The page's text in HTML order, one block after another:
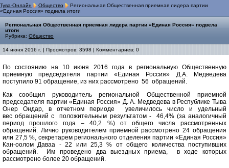
Тува-Онлайн Общество
Региональная Общественная приемная лидера партии
«Единая Россия» подвела итоги
Региональная Общественная приемная лидера партии «Единая Россия» подвела
итоги
Рубрика: Общество
14 июня 2016 г. | Просмотров: 3598 | Комментариев: 0
По состоянию на 10 июня 2016 года в региональную Общественную
приемную председателя партии «Единая Россия» Д.А. Медведева
поступило 91 обращение, из них рассмотрено 56 обращений.
Как сообщил руководитель региональной Общественной приемной
председателя партии «Единая Россия» Д. А. Медведева в Республике Тыва
Онер Ондар, в отчетном периоде увеличилось число и удельный
вес обращений с положительным результатом - 46,4% (за аналогичный
период прошлого года – 40,2 %) от общего числа рассмотренных
обращений. Лично руководителем приемной рассмотрено 24 обращения
или 27,5 %, секретарем регионального отделения партии «Единая Россия»
Кан-оолом Даваа - 22 или 25,3 % от общего количества поступивших
обращений. Им проведено два выездных приема, в ходе которых
рассмотрено более 20 обращений.